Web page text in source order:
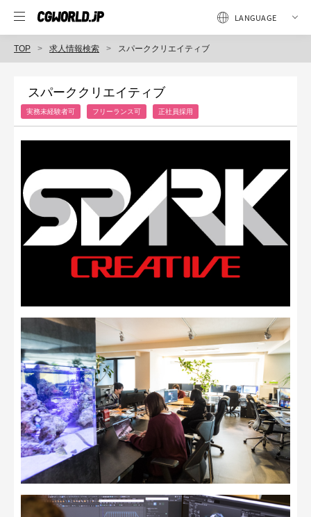
TOP 求人情報検索 スパーククリエイティブ
スパーククリエイティブ
実務未経験者可 フリーランス可 正社員採用